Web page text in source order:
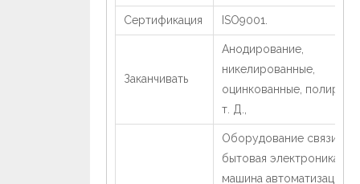
Сертификация ISO9001.
Заканчивать
Анодирование,
никелированные,
оцинкованные,
т. Д.,
Оборудование связи,
бытовая электроника,
машина автоматизации,